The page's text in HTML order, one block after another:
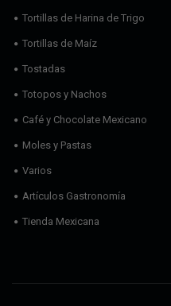
Tortillas de Harina de Trigo
Tortillas de Maíz
Tostadas
Totopos y Nachos
Café y Chocolate Mexicano
Moles y Pastas
Varios
Artículos Gastronomía
Tienda Mexicana